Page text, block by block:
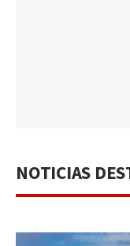
NOTICIAS